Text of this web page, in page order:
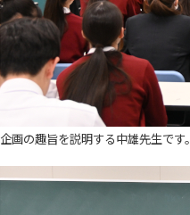
企画の趣旨を説明する中雄先生です。